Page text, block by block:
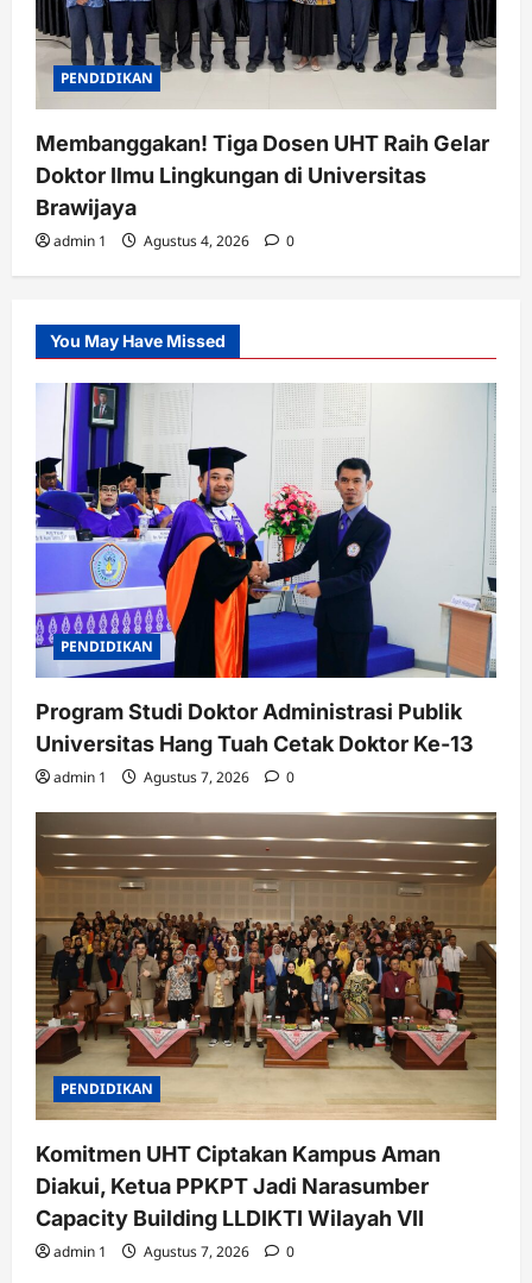
PENDIDIKAN
Membanggakan! Tiga Dosen UHT Raih Gelar
Doktor Ilmu Lingkungan di Universitas
Brawijaya
admin 1 Agustus 4, 2026 0
You May Have Missed
PENDIDIKAN
Program Studi Doktor Administrasi Publik
Universitas Hang Tuah Cetak Doktor Ke-13
admin 1 Agustus 7, 2026 0
PENDIDIKAN
Komitmen UHT Ciptakan Kampus Aman
Diakui, Ketua PPKPT Jadi Narasumber
Capacity Building LLDIKTI Wilayah VII
admin 1 Agustus 7, 2026 0